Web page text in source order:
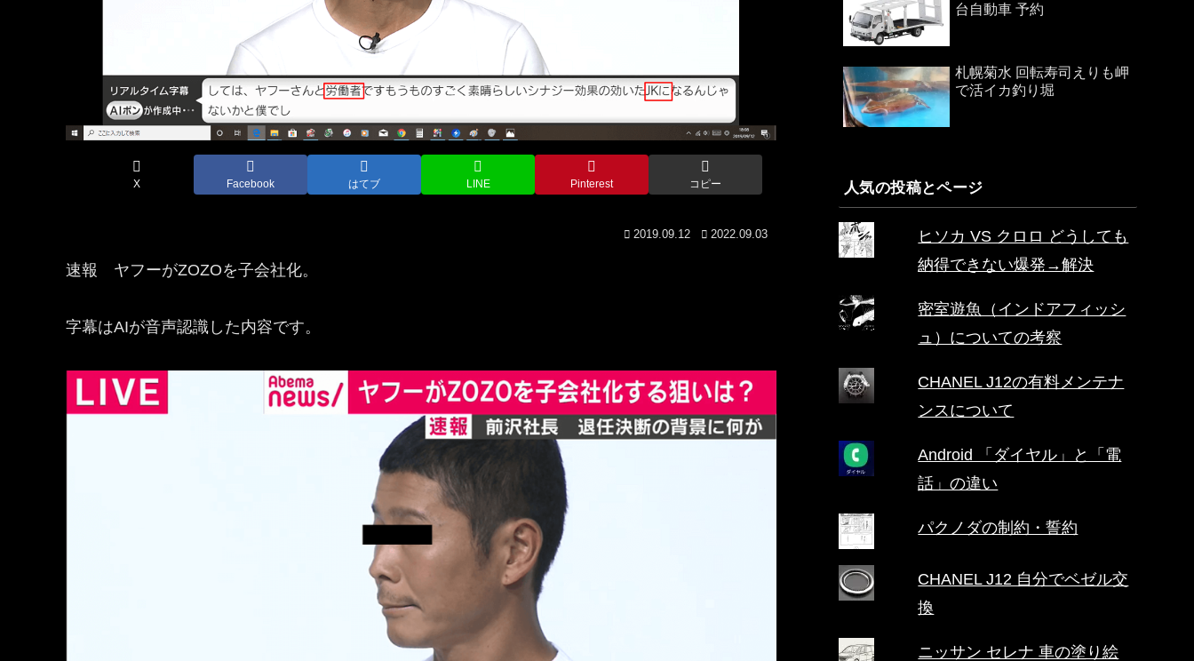
X Facebook はてブ LINE Pinterest コピー
2019.09.12 2022.09.03
速報 ヤフーがZOZOを子会社化。
字幕はAIが音声認識した内容です。
台自動車 予約
札幌菊水 回転寿司えりも岬
で活イカ釣り堀
人気の投稿とページ
ヒソカ VS クロロ どうしても
納得できない爆発→解決
密室遊魚（インドアフィッシ
ュ）についての考察
CHANEL J12の有料メンテナ
ンスについて
Android 「ダイヤル」と「電
話」の違い
パクノダの制約・誓約
CHANEL J12 自分でベゼル交
換
ニッサン セレナ 車の塗り絵